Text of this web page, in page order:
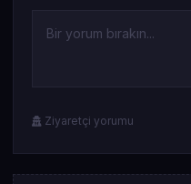
Ziyaretçi yorumu